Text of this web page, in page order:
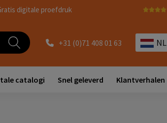
digitale proefdruk
+31 (0)71 408 01 63 NL
catalogi Snel geleverd Klantverhalen